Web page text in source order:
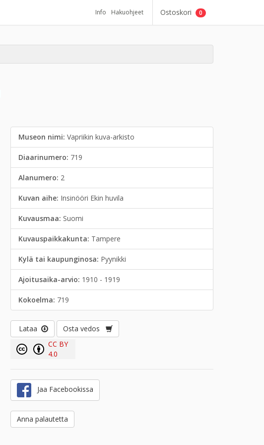
Info Hakuohjeet Ostoskori 0
Museon nimi:Vapriikin kuva-arkisto
Diaarinumero: 719
Alanumero: 2
Kuvan aihe: Insinööri Ekin huvila
Kuvausmaa: Suomi
Kuvauspaikkakunta: Tampere
Kylä tai kaupunginosa: Pyynikki
Ajoitusaika-arvio: 1910 - 1919
Kokoelma: 719
Lataa
Osta vedos
CC BY
4.0
Jaa Facebookissa
Anna palautetta